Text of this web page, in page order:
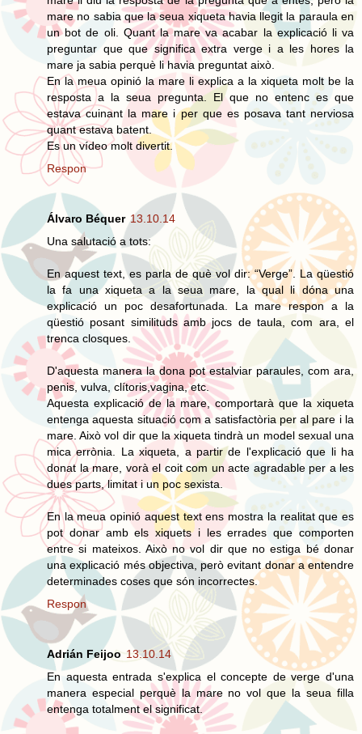
mare no sabia que la seua xiqueta havia llegit la paraula en
un bot de oli. Quant la mare va acabar la explicació li va
preguntar que que significa extra verge i a les hores la
mare ja sabia perquè li havia preguntat això.
En la meua opinió la mare li explica a la xiqueta molt be la
resposta a la seua pregunta. El que no entenc es que
estava cuinant la mare i per que es posava tant nerviosa
quant estava batent.
Es un vídeo molt divertit.
Respon
Álvaro Béquer 13.10.14
Una salutació a tots:
En aquest text, es parla de què vol dir: “Verge”. La qüestió
la fa una xiqueta a la seua mare, la qual li dóna una
explicació un poc desafortunada. La mare respon a la
qüestió posant similituds amb jocs de taula, com ara, el
trenca closques.
D'aquesta manera la dona pot estalviar paraules, com ara,
penis, vulva, clítoris,vagina, etc.
Aquesta explicació de la mare, comportarà que la xiqueta
entenga aquesta situació com a satisfactòria per al pare i la
mare. Això vol dir que la xiqueta tindrà un model sexual una
mica errònia. La xiqueta, a partir de l'explicació que li ha
donat la mare, vorà el coit com un acte agradable per a les
dues parts, limitat i un poc sexista.
En la meua opinió aquest text ens mostra la realitat que es
pot donar amb els xiquets i les errades que comporten
entre si mateixos. Això no vol dir que no estiga bé donar
una explicació més objectiva, però evitant donar a entendre
determinades coses que són incorrectes.
Respon
Adrián Feijoo 13.10.14
En aquesta entrada s'explica el concepte de verge d'una
manera especial perquè la mare no vol que la seua filla
entenga totalment el significat.